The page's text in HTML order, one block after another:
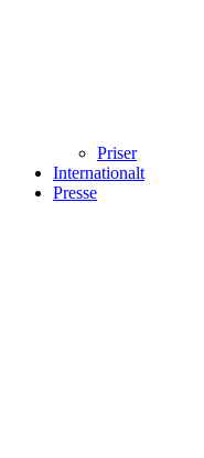
Priser
Internationalt
Presse